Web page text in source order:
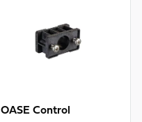
OASE Control